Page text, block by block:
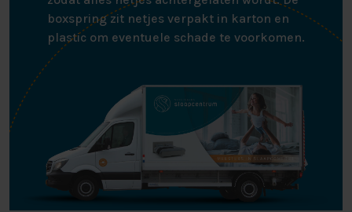
boxspring zit netjes verpakt in karton en
plastic om eventuele schade te voorkomen.